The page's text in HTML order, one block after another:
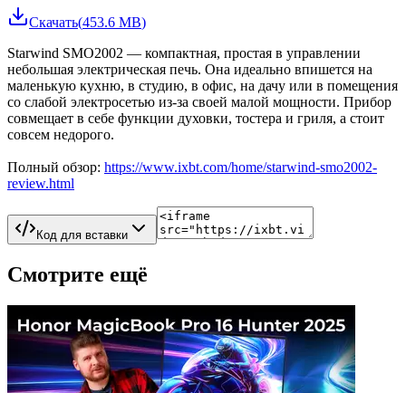
Скачать(453.6 MB)
Starwind SMO2002 — компактная, простая в управлении
небольшая электрическая печь. Она идеально впишется на
маленькую кухню, в студию, в офис, на дачу или в помещения
со слабой электросетью из-за своей малой мощности. Прибор
совмещает в себе функции духовки, тостера и гриля, а стоит
совсем недорого.
Полный обзор: https://www.ixbt.com/home/starwind-smo2002-
review.html
Код для вставки
Смотрите ещё